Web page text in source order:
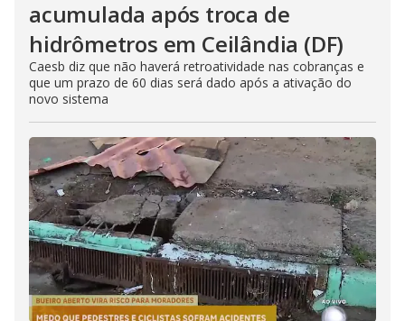
acumulada após troca de
hidrômetros em Ceilândia (DF)
Caesb diz que não haverá retroatividade nas cobranças e
que um prazo de 60 dias será dado após a ativação do
novo sistema